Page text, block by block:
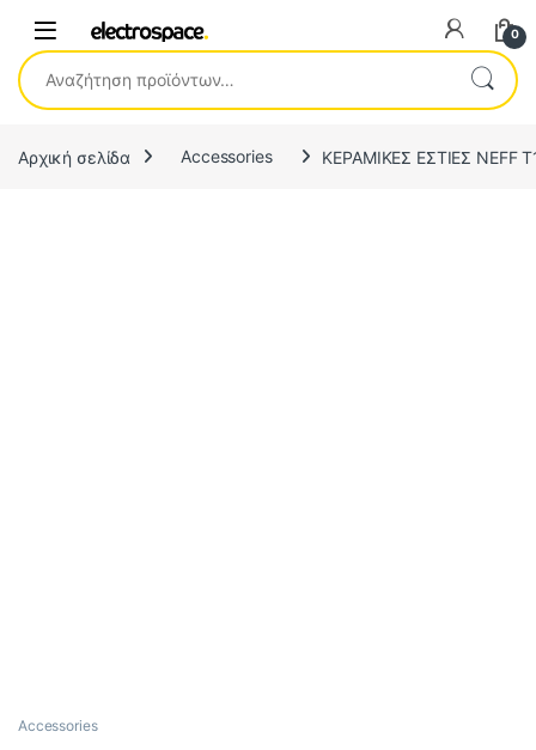
0
Αναζήτηση για:
Αρχική σελίδα Accessories ΚΕΡΑΜΙΚΕΣ ΕΣΤΙΕΣ NEFF
Accessories